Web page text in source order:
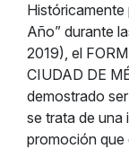
Año” durante
2019), el
CIUDAD DE
demostrado
se trata de una
promoción que